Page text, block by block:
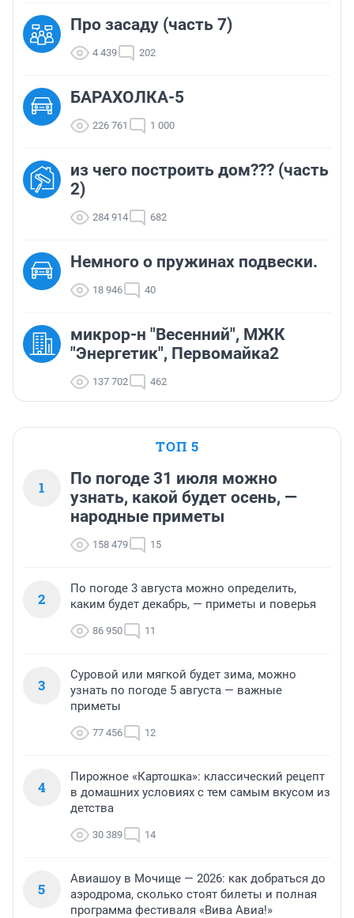
Про засаду (часть 7)
4 439 202
БАРАХОЛКА-5
226 761 1 000
из чего построить дом??? (часть
2)
284 914 682
Немного о пружинах подвески.
18 946 40
микрор-н "Весенний", МЖК
"Энергетик", Первомайка2
137 702 462
ТОП 5
1
По погоде 31 июля можно
узнать, какой будет осень, —
народные приметы
158 479 15
2
По погоде 3 августа можно определить,
каким будет декабрь, — приметы и поверья
86 950 11
3
Суровой или мягкой будет зима, можно
узнать по погоде 5 августа — важные
приметы
77 456 12
4
Пирожное «Картошка»: классический рецепт
в домашних условиях с тем самым вкусом из
детства
30 389 14
5
Авиашоу в Мочище — 2026: как добраться до
аэродрома, сколько стоят билеты и полная
программа фестиваля «Вива Авиа!»